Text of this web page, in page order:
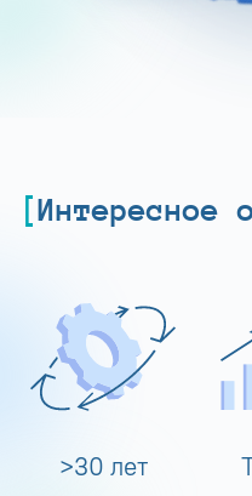
Интересное
>30 лет